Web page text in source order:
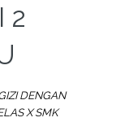
2
DENGAN
X SMK